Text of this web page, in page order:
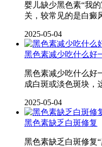
婴儿缺少黑色素“我
关，较常见的是白癜
2025-05-04
黑色素减少吃什么好
黑色素减少吃什么好
成白斑或淡色斑块，
2025-05-04
黑色素缺乏白斑修复
黑色素缺乏白斑修复